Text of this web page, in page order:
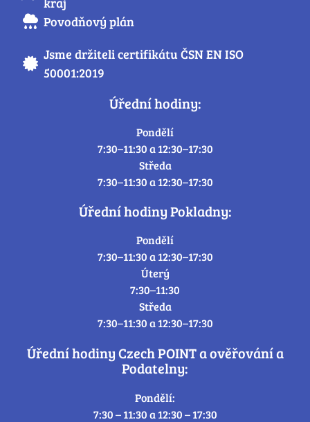
Povodňový plán
Jsme držiteli certifikátu ČSN EN ISO
50001:2019
Úřední hodiny:
Pondělí
7:30–11:30 a 12:30–17:30
Středa
7:30–11:30 a 12:30–17:30
Úřední hodiny Pokladny:
Pondělí
7:30–11:30 a 12:30–17:30
Úterý
7:30–11:30
Středa
7:30–11:30 a 12:30–17:30
Úřední hodiny Czech POINT a ověřování a
Podatelny:
Pondělí:
7:30 – 11:30 a 12:30 – 17:30